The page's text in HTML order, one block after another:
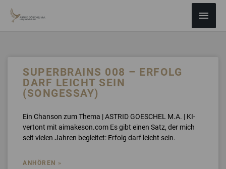
INHALT
SUPERBRAINS 008 – ERFOLG
DARF LEICHT SEIN
(SONGESSAY)
Ein Chanson zum Thema | ASTRID GOESCHEL M.A. | KI-
vertont mit aimakeson.com Es gibt einen Satz, der mich
seit vielen Jahren begleitet: Erfolg darf leicht sein.
ANHÖREN »